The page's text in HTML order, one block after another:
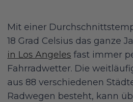
Mit einer
18 Grad Celsius das ganze
in Los Angeles fast immer
Fahrradwetter. Die
aus 88 verschiedenen
Radwegen besteht, kann